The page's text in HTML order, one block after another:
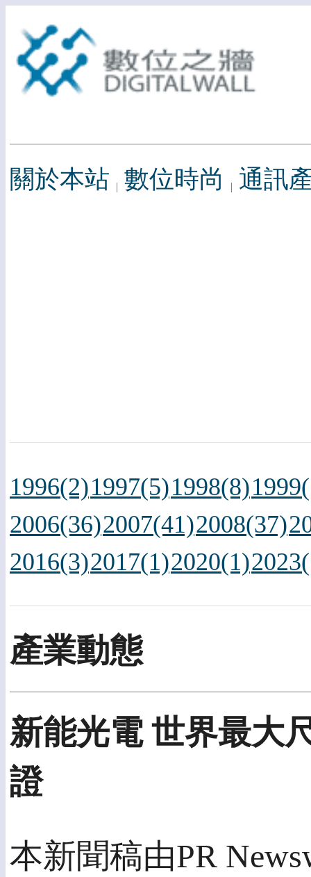
關於本站 數位時尚 通訊
1996(2)1997(5)1998(8)
2006(36)2007(41)2008(37)
2016(3)2017(1)2020(1)
產業動態
新能光電 世界最大
證
本新聞稿由PR